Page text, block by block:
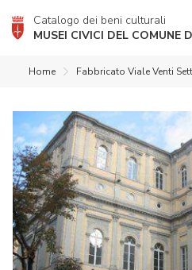
Catalogo dei beni culturali
MUSEI CIVICI DEL COMUNE
Home Fabbricato Viale Venti